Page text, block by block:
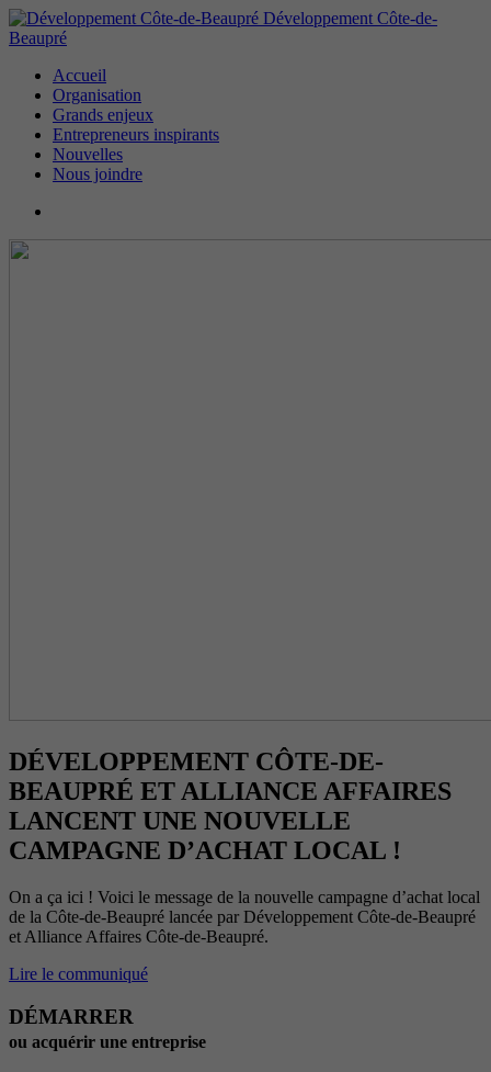
Développement Côte-de-
Beaupré
Accueil
Organisation
Grands enjeux
Entrepreneurs inspirants
Nouvelles
Nous joindre
DÉVELOPPEMENT CÔTE-DE-
BEAUPRÉ ET ALLIANCE AFFAIRES
LANCENT UNE NOUVELLE
CAMPAGNE D’ACHAT LOCAL !
On a ça ici ! Voici le message de la nouvelle campagne d’achat local
de la Côte-de-Beaupré lancée par Développement Côte-de-Beaupré
et Alliance Affaires Côte-de-Beaupré.
Lire le communiqué
DÉMARRER
ou acquérir une entreprise